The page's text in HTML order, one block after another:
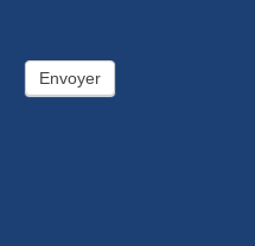
Envoyer